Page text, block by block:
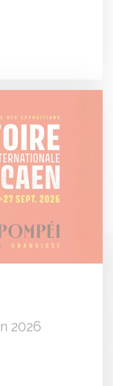
2026